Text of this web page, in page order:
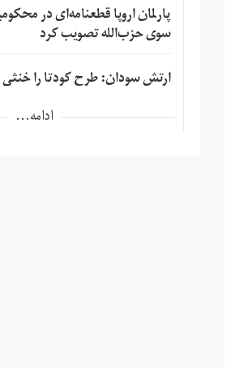
پارلمان اروپا قطعنامه‌ای در
سوی حزب‌الله تصویب کرد
ارتش سودان: طرح کودتا را
ادامه...